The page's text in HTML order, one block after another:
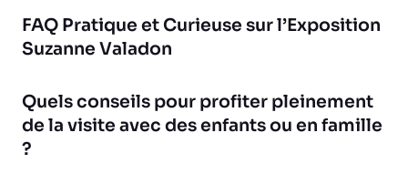
FAQ Pratique et Curieuse sur l’Exposition
Suzanne Valadon
Quels conseils pour profiter pleinement
de la visite avec des enfants ou en famille
?